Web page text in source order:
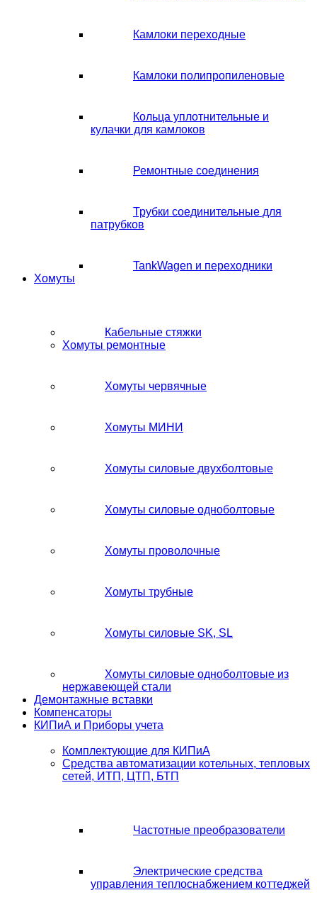
Камлоки переходные
Камлоки полипропиленовые
Кольца уплотнительные и
кулачки для камлоков
Ремонтные соединения
Трубки соединительные для
патрубков
TankWagen и переходники
Хомуты
Кабельные стяжки
Хомуты ремонтные
Хомуты червячные
Хомуты МИНИ
Хомуты силовые двухболтовые
Хомуты силовые одноболтовые
Хомуты проволочные
Хомуты трубные
Хомуты силовые SK, SL
Хомуты силовые одноболтовые из
нержавеющей стали
Демонтажные вставки
Компенсаторы
КИПиА и Приборы учета
Комплектующие для КИПиА
Средства автоматизации котельных, тепловых
сетей, ИТП, ЦТП, БТП
Частотные преобразователи
Электрические средства
управления теплоснабжением коттеджей